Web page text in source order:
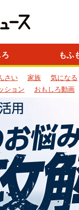
もふ
さい 家族 気になる
ション おもしろ動画